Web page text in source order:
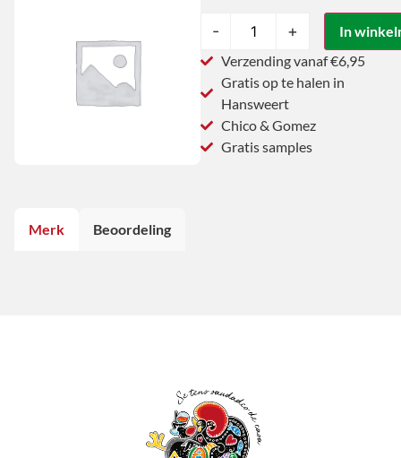
- +
In
Verzending vanaf €6,95
Gratis op te halen in
Hansweert
Chico & Gomez
Gratis samples
Merk Beoordeling